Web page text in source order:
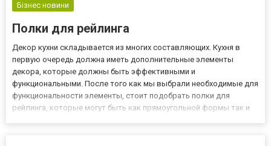
Бізнес новини
Полки для рейлинга
Декор кухни складывается из многих составляющих. Кухня в
первую очередь должна иметь дополнительные элементы
декора, которые должны быть эффективными и
функциональными. После того как мы выбрали необходимые для
функциональности элементы, стоит подобрать полки для
рейлинга, которые могут быть как прямоугольной формы так и